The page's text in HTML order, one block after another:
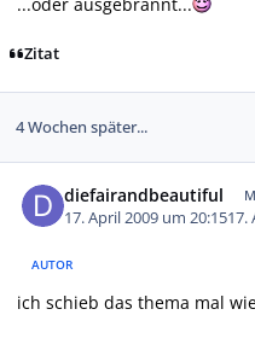
Zitat
4 Wochen später...
diefairandbeautiful
17. April 2009 um 20:1517.
AUTOR
ich schieb das thema mal